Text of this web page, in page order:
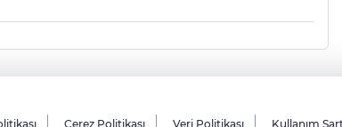
Çerez Politikası Veri Politikası Kullanım